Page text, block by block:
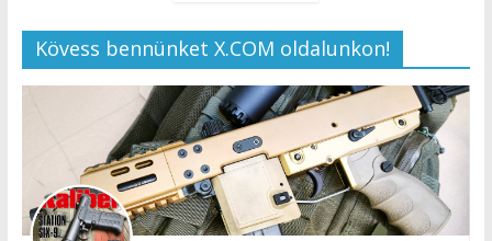
Kövess bennünket X.COM oldalunkon!